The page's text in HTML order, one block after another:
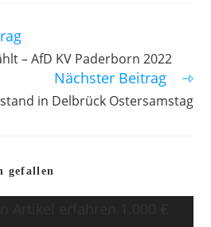
– AfD KV Paderborn 2022
Nächster Beitrag
in Delbrück Ostersamstag
gefallen